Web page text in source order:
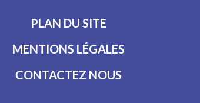
PLAN DU SITE
MENTIONS LÉGALES
CONTACTEZ NOUS